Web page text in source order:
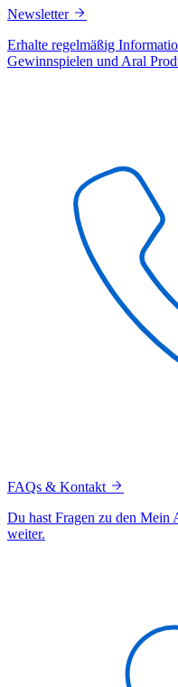
Newsletter
Erhalte regelmäßig
Gewinnspielen und Aral
FAQs & Kontakt
Du hast Fragen zu den Mein
weiter.